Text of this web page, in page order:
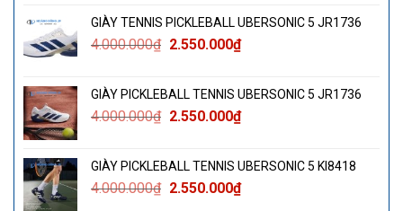
4.300.000₫.là:
2.850.000₫.
GIÀY TENNIS PICKLEBALL UBERSONIC 5 JR1736
4.000.000₫ Giá
4.000.000₫.
2.550.000₫Giá
là:
2.550.000₫.
GIÀY PICKLEBALL TENNIS UBERSONIC 5 JR1736
4.000.000₫ Giá
4.000.000₫.
2.550.000₫Giá
là:
2.550.000₫.
GIÀY PICKLEBALL TENNIS UBERSONIC 5 KI8418
4.000.000₫ Giá
2.550.000₫Giá